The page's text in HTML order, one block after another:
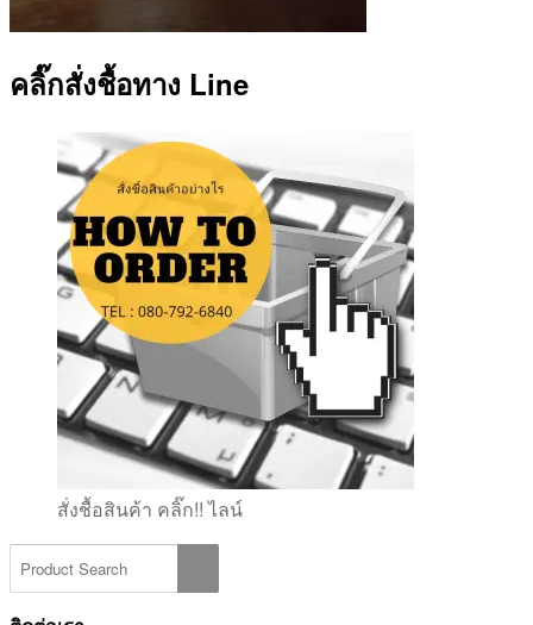
คลิ๊กสั่งชื้อทาง Line
สั่งชื้อสินค้า คลิ๊ก!! ไลน์